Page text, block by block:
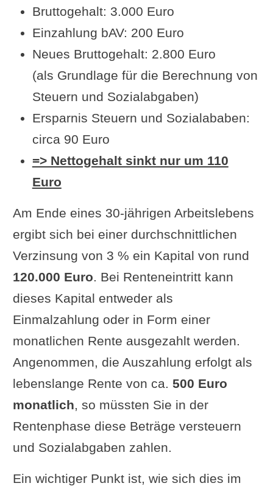
Bruttogehalt: 3.000 Euro
Einzahlung bAV: 200 Euro
Neues Bruttogehalt: 2.800 Euro
(als Grundlage für die Berechnung von
Steuern und Sozialabgaben)
Ersparnis Steuern und Sozialababen:
circa 90 Euro
=> Nettogehalt sinkt nur um 110
Euro
Am Ende eines 30-jährigen Arbeitslebens
ergibt sich bei einer durchschnittlichen
Verzinsung von 3 % ein Kapital von rund
120.000 Euro. Bei Renteneintritt kann
dieses Kapital entweder als
Einmalzahlung oder in Form einer
monatlichen Rente ausgezahlt werden.
Angenommen, die Auszahlung erfolgt als
lebenslange Rente von ca. 500 Euro
monatlich, so müssten Sie in der
Rentenphase diese Beträge versteuern
und Sozialabgaben zahlen.
Ein wichtiger Punkt ist, wie sich dies im